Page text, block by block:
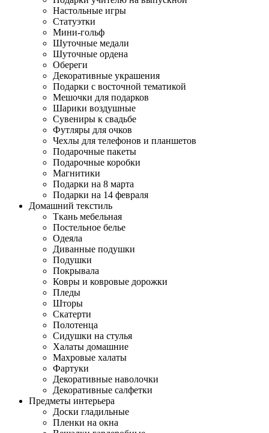
Настольные игры
Статуэтки
Мини-гольф
Шуточные медали
Шуточные ордена
Обереги
Декоративные украшения
Подарки с восточной тематикой
Мешочки для подарков
Шарики воздушные
Сувениры к свадьбе
Футляры для очков
Чехлы для телефонов и планшетов
Подарочные пакеты
Подарочные коробки
Магнитики
Подарки на 8 марта
Подарки на 14 февраля
Домашний текстиль
Ткань мебельная
Постельное белье
Одеяла
Диванные подушки
Подушки
Покрывала
Ковры и ковровые дорожки
Пледы
Шторы
Скатерти
Полотенца
Сидушки на стулья
Халаты домашние
Махровые халаты
Фартуки
Декоративные наволочки
Декоративные салфетки
Предметы интерьера
Доски гладильные
Пленки на окна